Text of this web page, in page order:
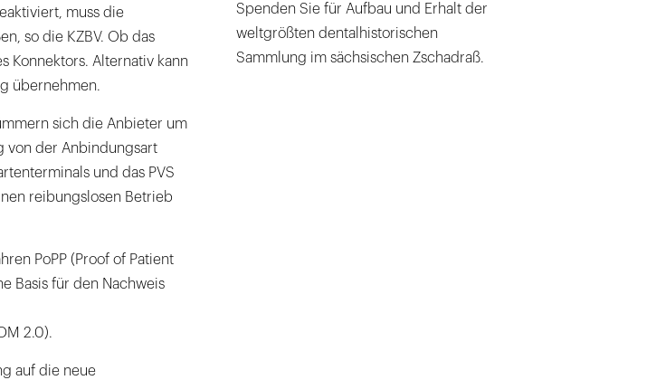
muss die
so die KZBV. Ob das
Konnektors. Alternativ kann
übernehmen.
sich die Anbieter um
von der Anbindungsart
und das PVS
reibungslosen Betrieb
PoPP (Proof of Patient
Basis für den Nachweis
2.0).
auf die neue
Spenden Sie für Aufbau und Erhalt der
weltgrößten dentalhistorischen
Sammlung im sächsischen Zschadraß.